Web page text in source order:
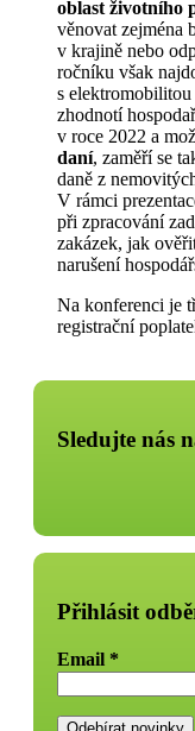
oblast životního
věnovat zejména
v krajině nebo
ročníku však
s
zhodnotí
v roce 2022 a
daní, zaměří se
daně z
V rámci
při zpracování
zakázek, jak
narušení
Na konferenci je
registrační
Sledujte nás
Přihlásit
Email *